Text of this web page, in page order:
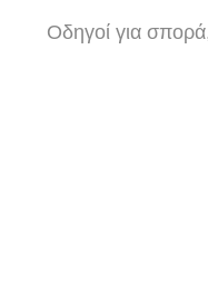
Οδηγοί για